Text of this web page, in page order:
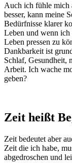
Auch ich fühle mich
besser, kann meine
Bedürfnisse klarer
Leben und wenn
Leben pressen zu
Dankbarkeit ist
Schlaf, Gesundheit,
Arbeit. Ich wache
geben?
Zeit heißt
Zeit bedeutet aber
Zeit die ich habe,
abgedroschen und